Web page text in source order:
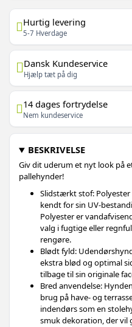
Hurtig levering
5-7 Hverdage
Dansk Kundeservice
Hjælp tæt på dig
14 dages fortrydelse
Nem kundeservice
BESKRIVELSE
Giv dit uderum et nyt look på
pallehynder!
Slidstærkt stof:
kendt for sin UV-
Polyester er
valg i fugtige eller
rengøre.
Blødt fyld:
ekstra blød og optimal
tilbage til sin originale
Bred anvendelse:
brug på have- og
indendørs som en
smuk dekoration, der vil